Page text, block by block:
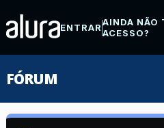
ENTRARAINDA NÃO
ACESSO?
FÓRUM